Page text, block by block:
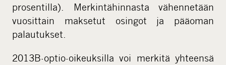
prosentilla). Merkintähinnasta vähennetään
vuosittain maksetut osingot ja pääoman
palautukset.
2013B-optio-oikeuksilla voi merkitä yhteensä